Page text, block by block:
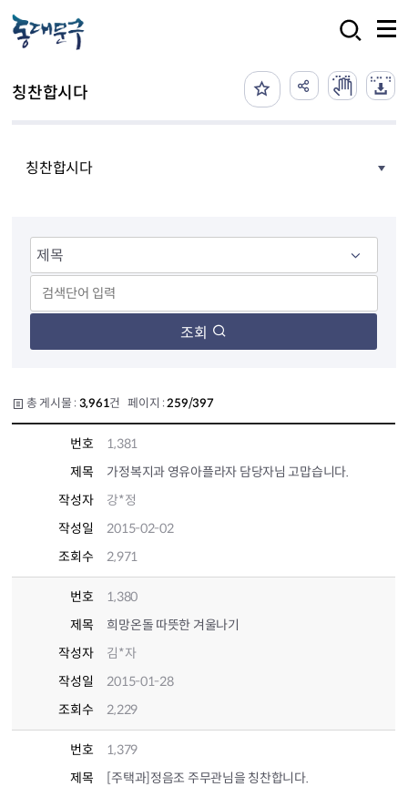
칭찬합시다
칭찬합시다
조회
총 게시물 : 3,961건 페이지 :259/397
번호
1,381
제목
가정복지과 영유아플라자 담당자님 고맙습니다.
작성자
강*정
작성일
2015-02-02
조회수
2,971
번호
1,380
제목
희망온돌 따뜻한 겨울나기
작성자
김*자
작성일
2015-01-28
조회수
2,229
번호
1,379
제목
[주택과]정음조 주무관님을 칭찬합니다.